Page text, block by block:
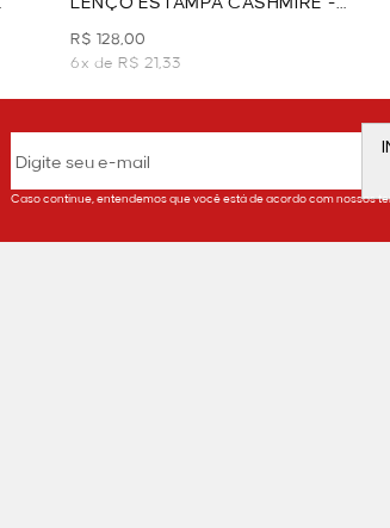
LENÇO ESTAMPA CASHMIRE -
LARANJA
R$ 128,00
6x de R$ 21,33
Caso continue, entendemos que você está de acordo com nossos